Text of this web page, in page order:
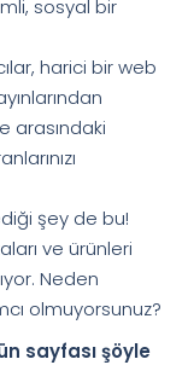
sosyal bir
harici bir web
arasındaki
şey de bu!
ve ürünleri
Neden
olmuyorsunuz?
sayfası şöyle